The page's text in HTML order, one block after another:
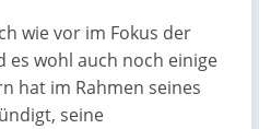
wie vor im Fokus der
es wohl auch noch einige
hat im Rahmen seines
seine